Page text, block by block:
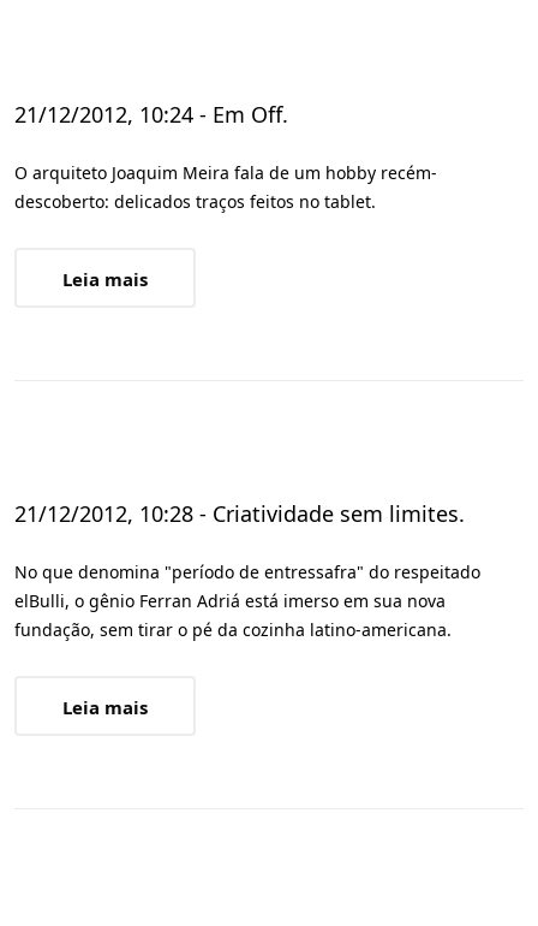
21/12/2012, 10:24 - Em Off.
O arquiteto Joaquim Meira fala de um hobby recém-
descoberto: delicados traços feitos no tablet.
Leia mais
21/12/2012, 10:28 - Criatividade sem limites.
No que denomina "período de entressafra" do respeitado
elBulli, o gênio Ferran Adriá está imerso em sua nova
fundação, sem tirar o pé da cozinha latino-americana.
Leia mais